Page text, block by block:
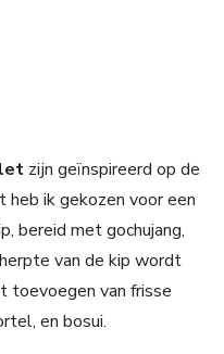
zijn geïnspireerd op de
heb ik gekozen voor een
bereid met gochujang,
van de kip wordt
toevoegen van frisse
en bosui.